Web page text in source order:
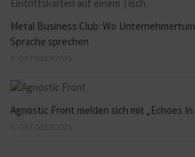
Metal Business Club: Wo
Sprache sprechen
Agnostic Front melden sich mit „Echoes